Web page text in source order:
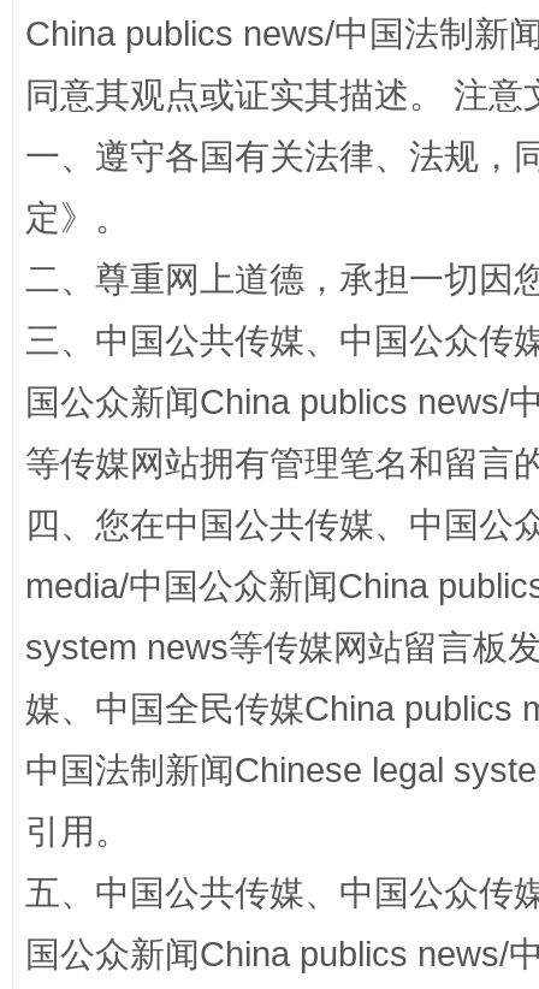
扯下公款旅游的“隐身衣” 如何以
“蜀中异人”王建安的艺术幻境
完善运行机制助力责任有效落实 一纸欠
China publics news/中国法制新
同意其观点或证实其描述。 注
一、遵守各国有关法律、法规，
定》。
二、尊重网上道德，承担一切因
三、中国公共传媒、中国公众传
国公众新闻China publics news/
等传媒网站拥有管理笔名和留言
四、您在中国公共传媒、中国公
media/中国公众新闻China
system news等传媒网站留言板
媒、中国全民传媒China publics
中国法制新闻Chinese legal
引用。
五、中国公共传媒、中国公众传
国公众新闻China publics news/